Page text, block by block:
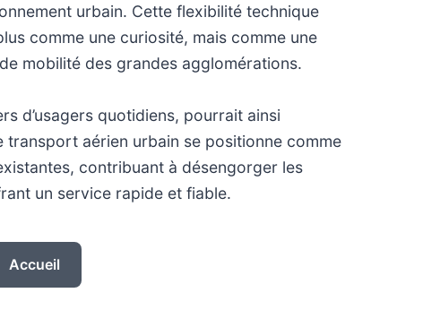
urbain. Cette flexibilité technique
comme une curiosité, mais comme une
mobilité des grandes agglomérations.
d’usagers quotidiens, pourrait ainsi
aérien urbain se positionne comme
contribuant à désengorger les
un service rapide et fiable.
Accueil